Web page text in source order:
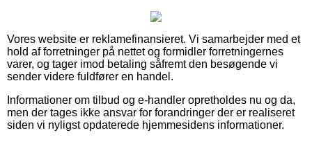
Vores website er reklamefinansieret. Vi samarbejder med et
hold af forretninger på nettet og formidler forretningernes
varer, og tager imod betaling såfremt den besøgende vi
sender videre fuldfører en handel.
Informationer om tilbud og e-handler opretholdes nu og da,
men der tages ikke ansvar for forandringer der er realiseret
siden vi nyligst opdaterede hjemmesidens informationer.